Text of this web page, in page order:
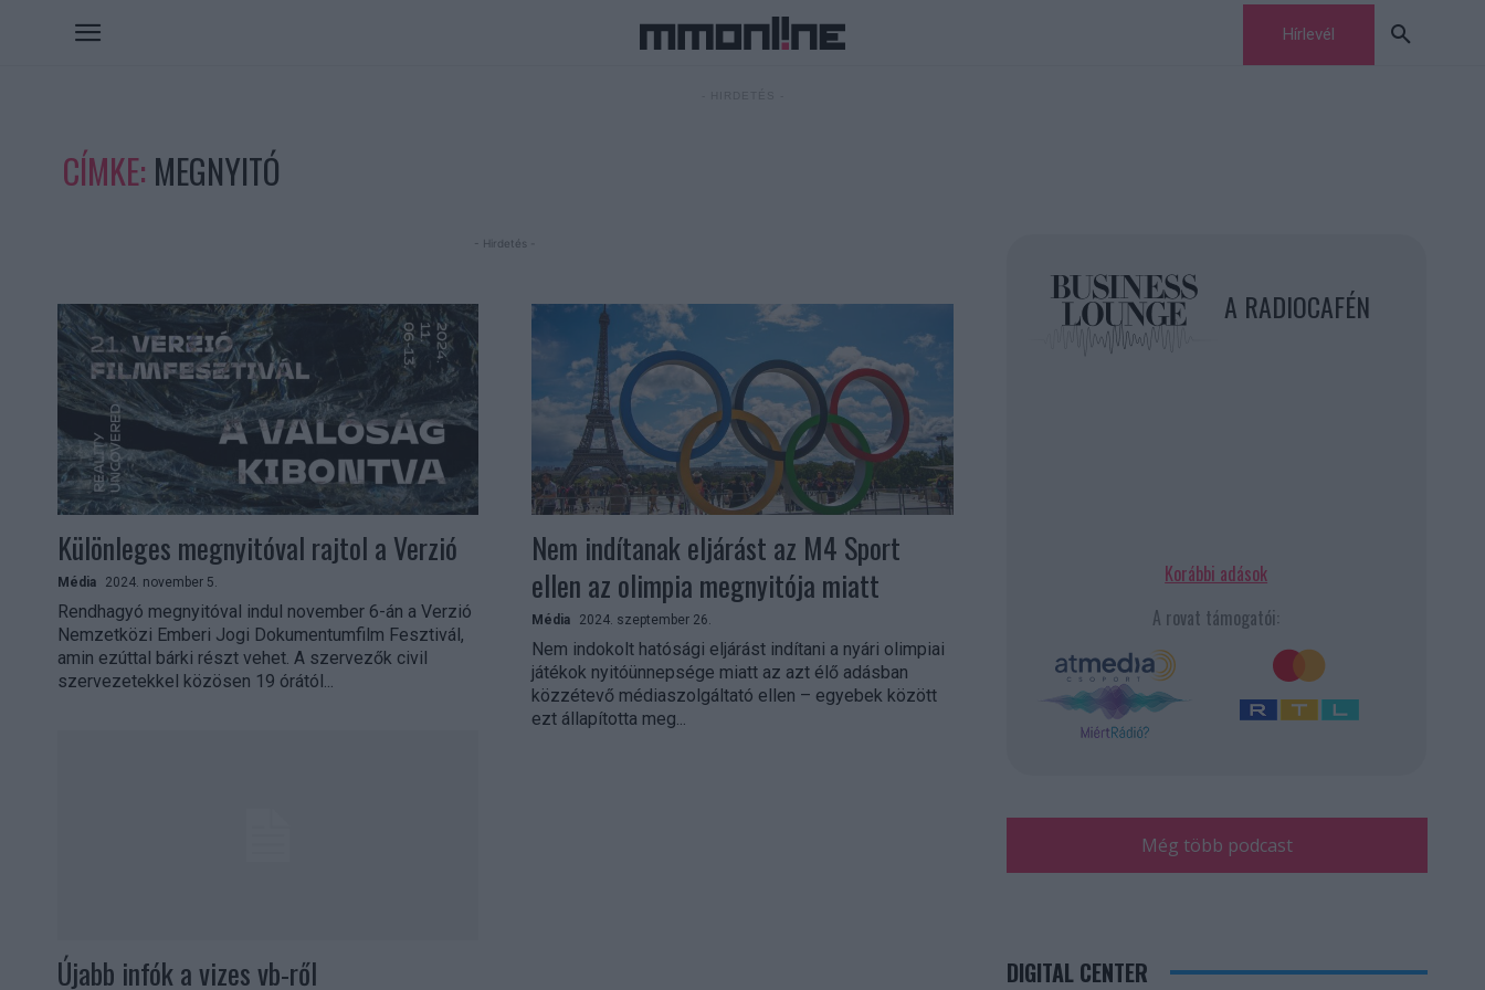
Hírlevél
CÍMKE: MEGNYITÓ
- Hirdetés -
Különleges megnyitóval rajtol a Verzió
Média 2024. november 5.
Rendhagyó megnyitóval indul november 6-án a Verzió
Nemzetközi Emberi Jogi Dokumentumfilm Fesztivál,
amin ezúttal bárki részt vehet. A szervezők civil
szervezetekkel közösen 19 órától...
Nem indítanak eljárást az M4 Sport
ellen az olimpia megnyitója miatt
Média 2024. szeptember 26.
Nem indokolt hatósági eljárást indítani a nyári olimpiai
játékok nyitóünnepsége miatt az azt élő adásban
közzétevő médiaszolgáltató ellen – egyebek között
ezt állapította meg...
Újabb infók a vizes vb-ről
A RADIOCAFÉN
Korábbi adások
A rovat támogatói:
Még több podcast
DIGITAL CENTER